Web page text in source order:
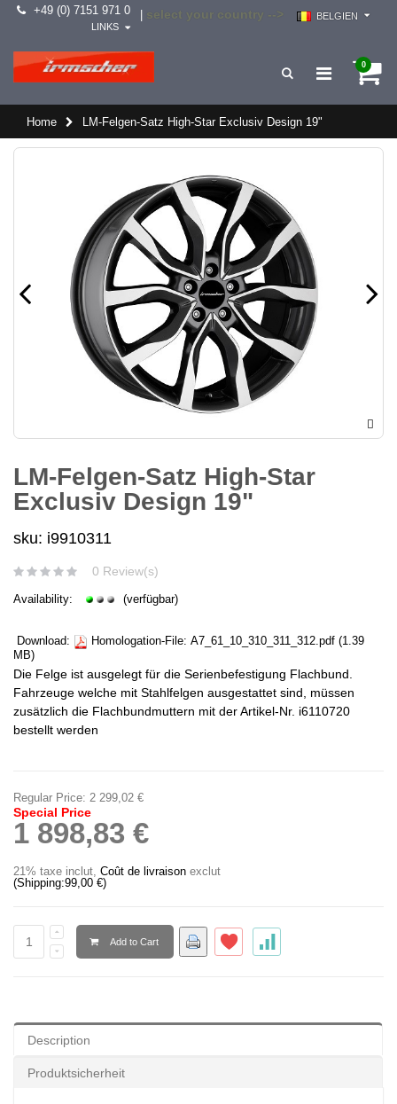
+49 (0) 7151 971 0 select your country -->
BELGIEN
LINKS
0
Home LM-Felgen-Satz High-Star Exclusiv Design 19"
LM-Felgen-Satz High-Star
Exclusiv Design 19"
sku: i9910311
0 Review(s)
Availability: (verfügbar)
Download: Homologation-File: A7_61_10_310_311_312.pdf (1.39
MB)
Die Felge ist ausgelegt für die Serienbefestigung Flachbund.
Fahrzeuge welche mit Stahlfelgen ausgestattet sind, müssen
zusätzlich die Flachbundmuttern mit der Artikel-Nr. i6110720
bestellt werden
Regular Price: 2 299,02 €
Special Price
1 898,83 €
21% taxe inclut, Coût de livraison exclut
(Shipping:99,00 €)
Add to Cart
Description
Produktsicherheit